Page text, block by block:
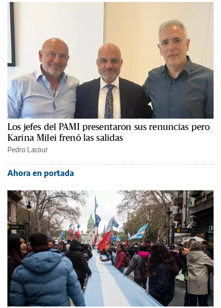
Los jefes del PAMI presentaron sus renuncias pero
Karina Milei frenó las salidas
Pedro Lacour
Ahora en portada